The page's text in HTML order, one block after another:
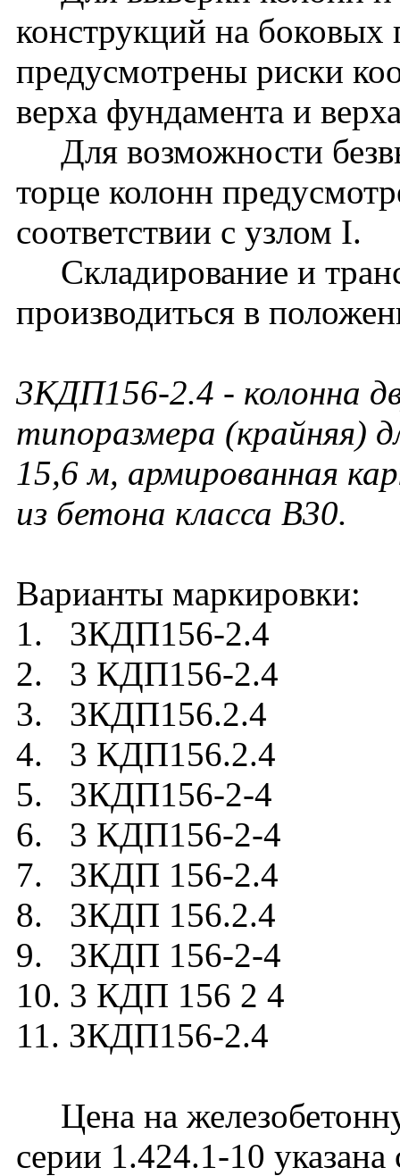
конструкций на боковых
предусмотрены риски
верха фундамента и
Для возможности
торце колонн
соответствии с узлом I.
Складирование и
производиться в
3КДП156-2.4 - колонна
типоразмера (крайняя)
15,6 м, армированная
из бетона класса В30.
Варианты маркировки:
1. 3КДП156-2.4
2. 3 КДП156-2.4
3. 3КДП156.2.4
4. 3 КДП156.2.4
5. 3КДП156-2-4
6. 3 КДП156-2-4
7. 3КДП 156-2.4
8. 3КДП 156.2.4
9. 3КДП 156-2-4
10. 3 КДП 156 2 4
11. ЗКДП156-2.4
Цена на
серии 1.424.1-10